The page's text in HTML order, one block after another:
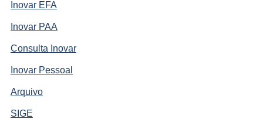
Inovar EFA
Inovar PAA
Consulta Inovar
Inovar Pessoal
Arquivo
SIGE